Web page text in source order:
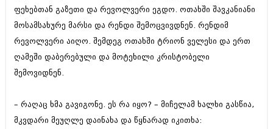
შოუბიზნესი
დაიჯესტი
ქალი და მამაკაცი
ისტორია
ანონსი
სხვადასხვა
ნოემბერი 2020 (103)
ფეხებთან გაზეთი და რევოლვერი ეგდო. ოთახში შავკანიანი
მოსამსახურე მარსი და რენდი შემოცვივდნენ. რენდიმ
რევოლვერი აიღო. შემდეგ ოთახში ტრიონ ველესი და ერთ
ღამეში დაბერებული და მოტეხილი კრისტობელი
შემოვიდნენ.
– რაღაც ხმა გავიგონე. ეს რა იყო? – მიჩელამ ხალხი გასწია,
მკვდარი მეუღლე დაინახა და წყნარად იკითხა: